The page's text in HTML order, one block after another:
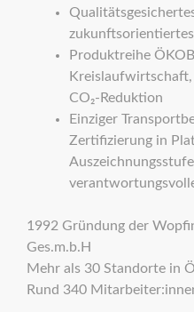
Produktreihe
Kreislaufwirtschaft,
CO₂-Reduktion
Einziger
Zertifizierung in
1992 Gründung der
Ges.m.b.H
Mehr als 30 Standorte in
Rund 340